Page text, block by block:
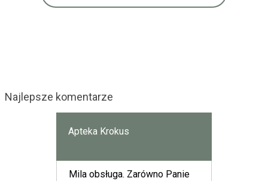
Najlepsze komentarze
Apteka Krokus
Mila obsługa. Zarówno Panie